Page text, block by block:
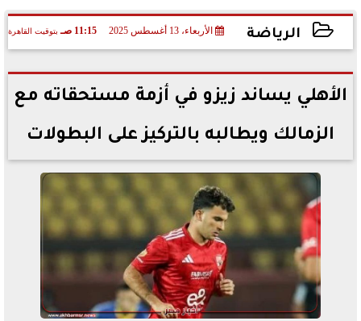
الرياضة الأربعاء، 13 أغسطس 2025 11:15 صـ بتوقيت القاهرة
2025-08-13 11:15:14
الأهلي يساند زيزو في أزمة مستحقاته مع
الزمالك ويطالبه بالتركيز على البطولات